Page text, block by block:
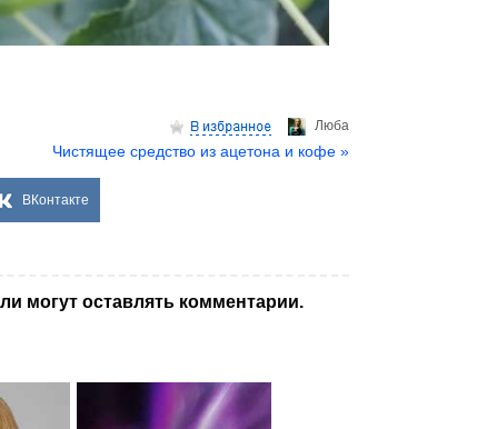
Люба
Чистящее средство из ацетона и кофе »
ВКонтакте
могут оставлять комментарии.